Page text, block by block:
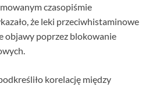
czasopiśmie
że leki przeciwhistaminowe
objawy poprzez blokowanie
korelację między